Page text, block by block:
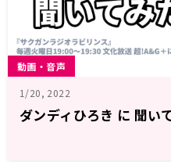
動画・音声
1/20, 2022
ダンディひろき に 聞い